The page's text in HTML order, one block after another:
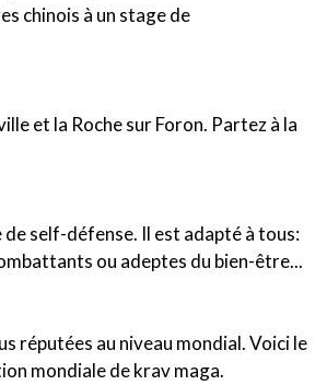
chinois à un stage de
et la Roche sur Foron. Partez à la
self-défense. Il est adapté à tous:
ou adeptes du bien-être...
réputées au niveau mondial. Voici le
mondiale de krav maga.